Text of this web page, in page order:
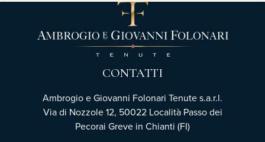
CONTATTI
Ambrogio e Giovanni Folonari Tenute s.a.r.l.
Via di Nozzole 12, 50022 Località Passo dei
Pecorai Greve in Chianti (FI)